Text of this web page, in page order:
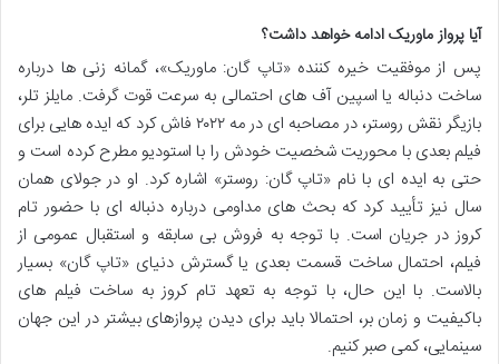
آیا پرواز ماوریک ادامه خواهد داشت؟
پس از موفقیت خیره کننده «تاپ گان: ماوریک»، گمانه زنی ها درباره
ساخت دنباله یا اسپین آف های احتمالی به سرعت قوت گرفت. مایلز تلر،
بازیگر نقش روستر، در مصاحبه ای در مه ۲۰۲۲ فاش کرد که ایده هایی برای
فیلم بعدی با محوریت شخصیت خودش را با استودیو مطرح کرده است و
حتی به ایده ای با نام «تاپ گان: روستر» اشاره کرد. او در جولای همان
سال نیز تأیید کرد که بحث های مداومی درباره دنباله ای با حضور تام
کروز در جریان است. با توجه به فروش بی سابقه و استقبال عمومی از
فیلم، احتمال ساخت قسمت بعدی یا گسترش دنیای «تاپ گان» بسیار
بالاست. با این حال، با توجه به تعهد تام کروز به ساخت فیلم های
باکیفیت و زمان بر، احتمالا باید برای دیدن پروازهای بیشتر در این جهان
سینمایی، کمی صبر کنیم.